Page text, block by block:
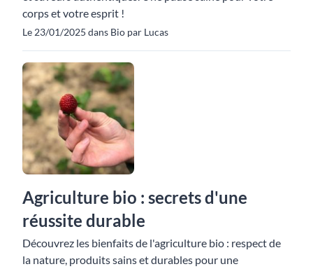
corps et votre esprit !
Le 23/01/2025 dans Bio par Lucas
Agriculture bio : secrets d'une
réussite durable
Découvrez les bienfaits de l'agriculture bio : respect de
la nature, produits sains et durables pour une